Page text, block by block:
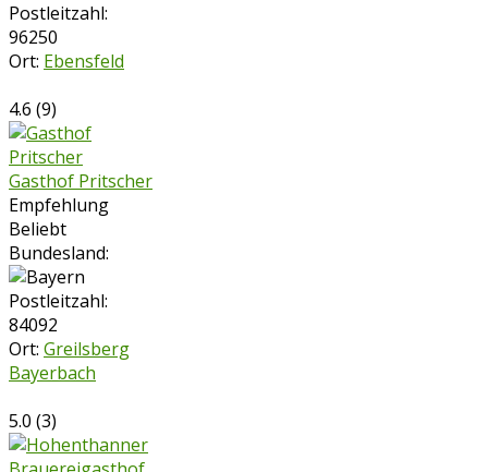
Postleitzahl:
96250
Ort: Ebensfeld
4.6 (9)
Gasthof Pritscher
Empfehlung
Beliebt
Bundesland:
Postleitzahl:
84092
Ort: Greilsberg
Bayerbach
5.0 (3)